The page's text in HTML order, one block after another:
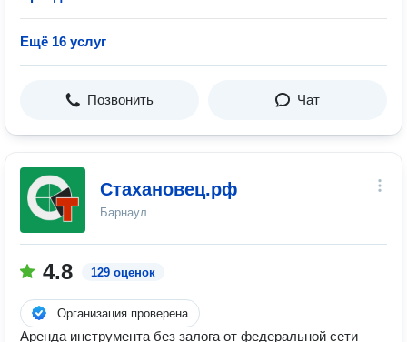
Ещё 16 услуг
Позвонить Чат
Стахановец.рф
Барнаул
4.8 129 оценок
Организация проверена
Аренда инструмента без залога от федеральной сети